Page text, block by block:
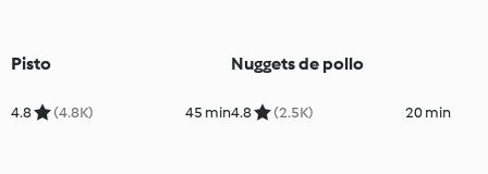
Pisto
4.8 (4.8K) 45 min
Nuggets de pollo
4.8 (2.5K) 20 min